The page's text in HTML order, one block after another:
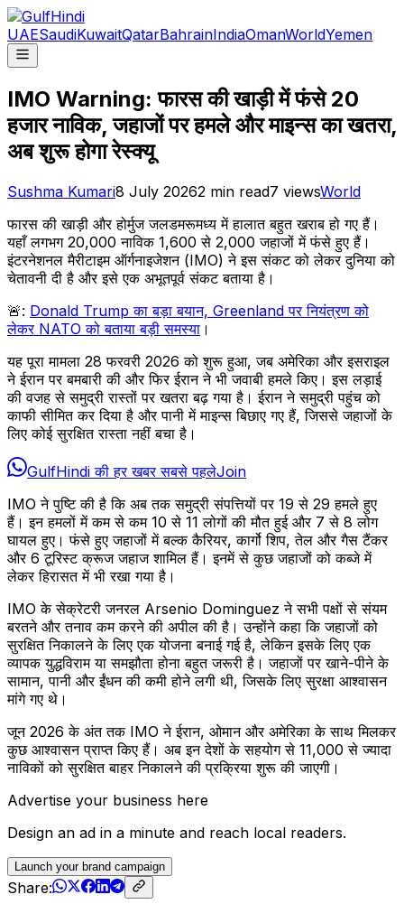
UAESaudiKuwaitQatarBahrainIndiaOmanWorldYemen
IMO Warning: फारस की खाड़ी में फंसे 20
हजार नाविक, जहाजों पर हमले और माइन्स का खतरा,
अब शुरू होगा रेस्क्यू
Sushma Kumari8 July 20262 min read7 viewsWorld
फारस की खाड़ी और होर्मुज जलडमरूमध्य में हालात बहुत खराब हो गए हैं।
यहाँ लगभग 20,000 नाविक 1,600 से 2,000 जहाजों में फंसे हुए हैं।
इंटरनेशनल मैरीटाइम ऑर्गनाइजेशन (IMO) ने इस संकट को लेकर दुनिया को
चेतावनी दी है और इसे एक अभूतपूर्व संकट बताया है।
🚨: Donald Trump का बड़ा बयान, Greenland पर नियंत्रण को
लेकर NATO को बताया बड़ी समस्या ।
यह पूरा मामला 28 फरवरी 2026 को शुरू हुआ, जब अमेरिका और इसराइल
ने ईरान पर बमबारी की और फिर ईरान ने भी जवाबी हमले किए। इस लड़ाई
की वजह से समुद्री रास्तों पर खतरा बढ़ गया है। ईरान ने समुद्री पहुंच को
काफी सीमित कर दिया है और पानी में माइन्स बिछाए गए हैं, जिससे जहाजों के
लिए कोई सुरक्षित रास्ता नहीं बचा है।
GulfHindi की हर खबर सबसे पहलेJoin
IMO ने पुष्टि की है कि अब तक समुद्री संपत्तियों पर 19 से 29 हमले हुए
हैं। इन हमलों में कम से कम 10 से 11 लोगों की मौत हुई और 7 से 8 लोग
घायल हुए। फंसे हुए जहाजों में बल्क कैरियर, कार्गो शिप, तेल और गैस टैंकर
और 6 टूरिस्ट क्रूज जहाज शामिल हैं। इनमें से कुछ जहाजों को कब्जे में
लेकर हिरासत में भी रखा गया है।
IMO के सेक्रेटरी जनरल Arsenio Dominguez ने सभी पक्षों से संयम
बरतने और तनाव कम करने की अपील की है। उन्होंने कहा कि जहाजों को
सुरक्षित निकालने के लिए एक योजना बनाई गई है, लेकिन इसके लिए एक
व्यापक युद्धविराम या समझौता होना बहुत जरूरी है। जहाजों पर खाने-पीने के
सामान, पानी और ईंधन की कमी होने लगी थी, जिसके लिए सुरक्षा आश्वासन
मांगे गए थे।
जून 2026 के अंत तक IMO ने ईरान, ओमान और अमेरिका के साथ मिलकर
कुछ आश्वासन प्राप्त किए हैं। अब इन देशों के सहयोग से 11,000 से ज्यादा
नाविकों को सुरक्षित बाहर निकालने की प्रक्रिया शुरू की जाएगी।
Advertise your business here
Design an ad in a minute and reach local readers.
Launch your brand campaign
Share: